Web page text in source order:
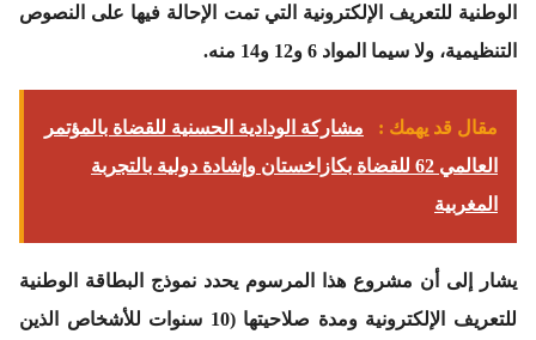
الوطنية للتعريف الإلكترونية التي تمت الإحالة فيها على النصوص
التنظيمية، ولا سيما المواد 6 و12 و14 منه.
مقال قد يهمك :
مشاركة الودادية الحسنية للقضاة بالمؤتمر
العالمي 62 للقضاة بكازاخستان وإشادة دولية بالتجربة
المغربية
يشار إلى أن مشروع هذا المرسوم يحدد نموذج البطاقة الوطنية
للتعريف الإلكترونية ومدة صلاحيتها (10 سنوات للأشخاص الذين